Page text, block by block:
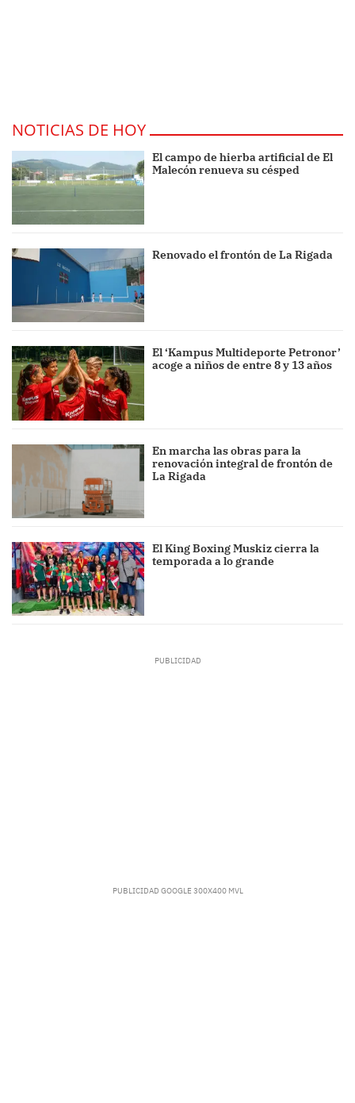
NOTICIAS DE HOY
El campo de hierba artificial de El
Malecón renueva su césped
Renovado el frontón de La Rigada
El ‘Kampus Multideporte Petronor’
acoge a niños de entre 8 y 13 años
En marcha las obras para la
renovación integral de frontón de
La Rigada
El King Boxing Muskiz cierra la
temporada a lo grande